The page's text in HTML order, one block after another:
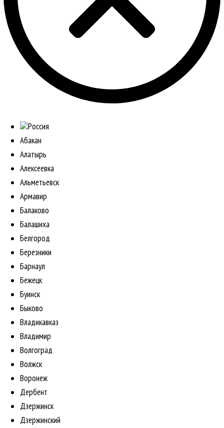
Россия
Абакан
Алатырь
Алексеевка
Альметьевск
Армавир
Балаково
Балашиха
Белгород
Березники
Барнаул
Бежецк
Буинск
Быково
Владикавказ
Владимир
Волгоград
Волжск
Воронеж
Дербент
Дзержинск
Дзержинский